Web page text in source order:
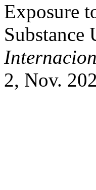
Exposure
Substance
2, Nov.